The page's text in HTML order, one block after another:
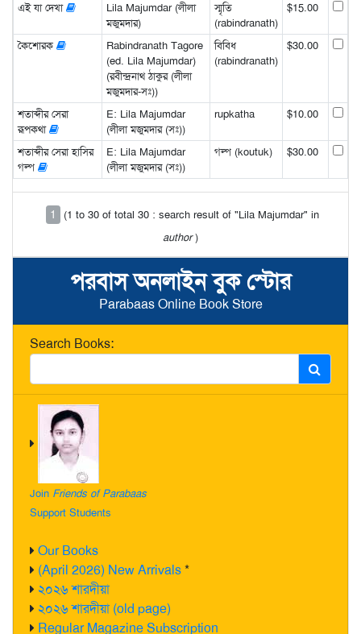
পরবাস অনলাইন বুক স্টোর
Parabaas Online Book Store
Search Books:
Join Friends of Parabaas
Support Students
Our Books
(April 2026) New Arrivals*
২০২৬ শারদীয়া
২০২৬ শারদীয়া (old page)
Regular Magazine Subscription
এই যা দেখা
Lila Majumdar (লীলা
মজুমদার)
স্মৃতি
(rabindranath)
$15.00
কৈশোরক
Rabindranath Tagore
(ed. Lila Majumdar)
(রবীন্দ্রনাথ ঠাকুর (লীলা
মজুমদার-সঃ))
বিবিধ
(rabindranath)
$30.00
শতাব্দীর সেরা
রূপকথা
E: Lila Majumdar
(লীলা মজুমদার (সঃ))
rupkatha $10.00
শতাব্দীর সেরা হাসির
গল্প
E: Lila Majumdar
(লীলা মজুমদার (সঃ))
গল্প (koutuk) $30.00
1
(1 to 30 of total 30 : search result of "Lila Majumdar" in
author)